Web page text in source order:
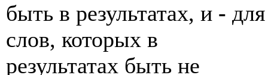
быть в результатах, и - для
слов, которых в
результатах быть не